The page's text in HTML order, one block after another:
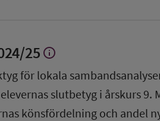
25 Visa
om
SALSA-
översikt
info
för lokala
slutbetyg i årskurs
könsfördelning och andel